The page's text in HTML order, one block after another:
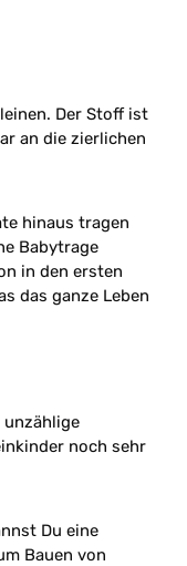
Der Stoff ist
an die zierlichen
hinaus tragen
Babytrage
in den ersten
das ganze Leben
noch sehr
Du eine
Bauen von